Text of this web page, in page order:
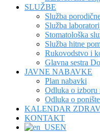
SLUŽBE
Služba
Služba
Stomatološka
Služba hitne
Rukovodstvo i
Glavna sestra
JAVNE NABAVKE
Plan nabavki
Odluka o izboru
Odluka o
KALENDAR
KONTAKT
EN